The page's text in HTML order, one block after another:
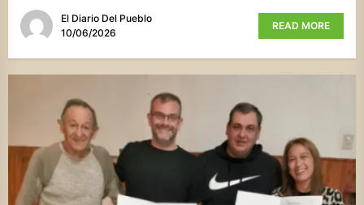
El Diario Del Pueblo
10/06/2026
READ MORE